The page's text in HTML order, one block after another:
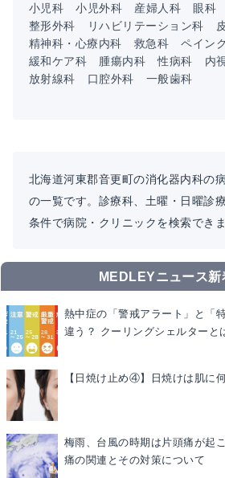
小児科
小児外科 産婦人科 眼科
整形外科
リハビリテーション科
精神科・心療内科
救急科
ペイン
緩和ケア科
腫瘍内科 性病科 内
放射線科
口腔外科 一般歯科
北海道河東郡音更町の消化器内科の
の一覧です。診療科、土曜・日曜診
条件で病院・クリニックを検索できま
MEDLEYニュース新
熱中症の「警戒アラート」と「
違う？ クーリングシェルターと
【日焼け止め④】日焼けは肌に
梅雨、台風の時期は片頭痛が起
痛の関連とその対策について